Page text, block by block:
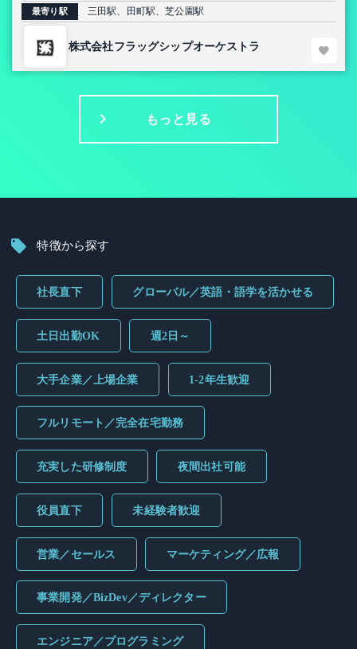
最寄り駅 三田駅、田町駅、芝公園駅
株式会社フラッグシップオーケストラ
もっと見る
特徴から探す
社長直下 グローバル／英語・語学を活かせる
土日出勤OK 週2日～
大手企業／上場企業 1-2年生歓迎
フルリモート／完全在宅勤務
充実した研修制度 夜間出社可能
役員直下 未経験者歓迎
営業／セールス マーケティング／広報
事業開発／BizDev／ディレクター
エンジニア／プログラミング